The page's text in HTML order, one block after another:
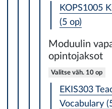
KOPS1005
(5 op)
Moduulin
opintojaksot
Valitse väh. 10 op
EKIS303
Vocabulary